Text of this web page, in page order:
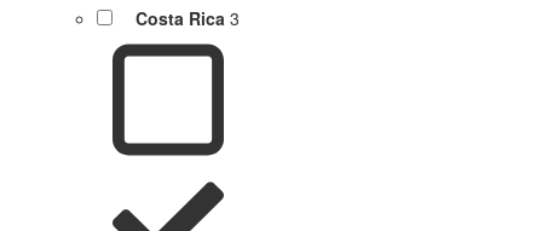
Costa Rica 3